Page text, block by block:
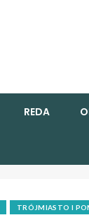
REDA
TRÓJMIASTO I